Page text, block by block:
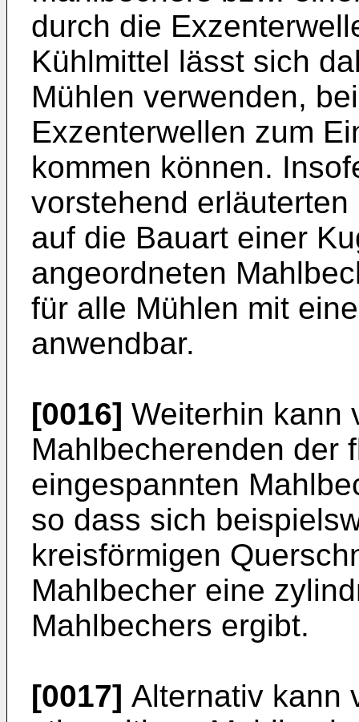
durch die
Kühlmittel lässt sich
Mühlen verwenden,
Exzenterwellen zum
kommen können.
vorstehend
auf die Bauart einer
angeordneten
für alle Mühlen mit
anwendbar.
[0016] Weiterhin kann
Mahlbecherenden der
eingespannten
so dass sich
kreisförmigen
Mahlbecher eine
Mahlbechers ergibt.
[0017] Alternativ kann